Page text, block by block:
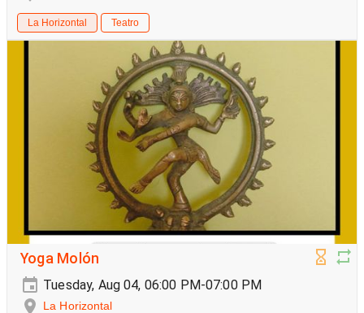
La Horizontal Teatro
Yoga Molón
Tuesday, Aug 04, 06:00 PM-07:00 PM
La Horizontal